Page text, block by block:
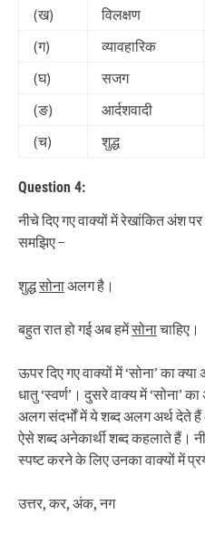
(ख)
विलक्षण
(ग)
व्यावहारिक
(घ)
सजग
(ङ)
आर्दशवादी
(च)
शुद्ध
Question 4:
नीचे दिए गए वाक्यों में रेखांकित अंश
समझिए −
शुद्धसोनाअलग है।
बहुत रात हो गई अब हमेंसोनाचाहिए।
ऊपर दिए गए वाक्यों में ‘सोना’ का
धातु ‘स्वर्ण’। दुसरे वाक्य में ‘सोना’
अलग संदर्भों में ये शब्द अलग अर्थ देते
ऐसे शब्द अनेकार्थी शब्द कहलाते हैं।
स्पष्ट करने के लिए उनका वाक्यों में
उत्तर, कर, अंक, नग